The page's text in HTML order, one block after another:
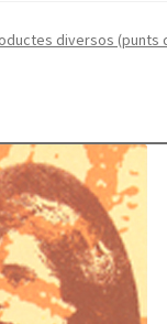
Accessibilitat
diversos (punts